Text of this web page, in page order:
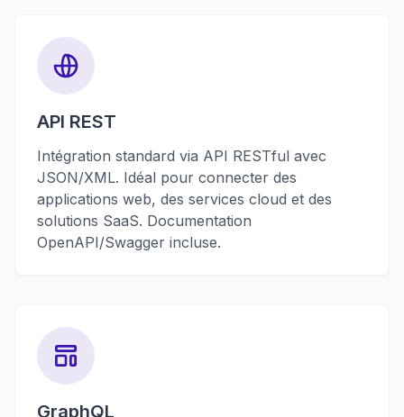
API REST
Intégration standard via API RESTful avec
JSON/XML. Idéal pour connecter des
applications web, des services cloud et des
solutions SaaS. Documentation
OpenAPI/Swagger incluse.
GraphQL